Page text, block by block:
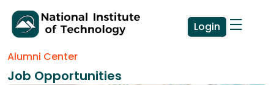
Login
Alumni Center
Job Opportunities